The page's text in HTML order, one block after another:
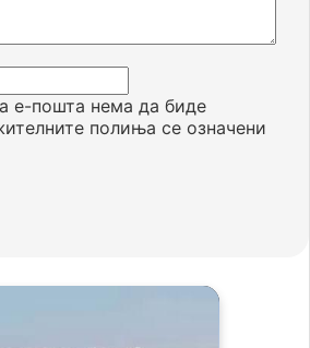
е-пошта нема да биде
полиња се означени